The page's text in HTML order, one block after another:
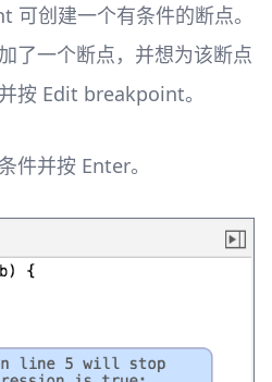
创建一个有条件的断点。
了一个断点，并想为该断点
按 Edit breakpoint。
件并按 Enter。